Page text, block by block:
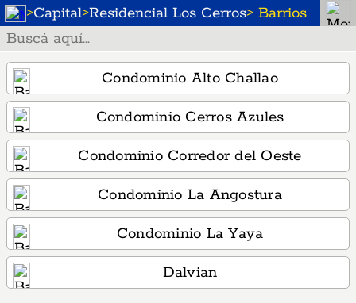
>Capital>Residencial Los Cerros> Barrios
Condominio Alto Challao
Condominio Cerros Azules
Condominio Corredor del Oeste
Condominio La Angostura
Condominio La Yaya
Dalvian